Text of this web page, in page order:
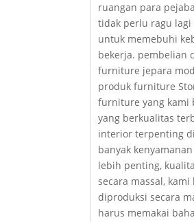
ruangan para
tidak perlu ragu
untuk memebuhi
bekerja. pembelian
furniture jepara
produk furniture
furniture yang kami
yang berkualitas
interior terpenting
banyak
lebih penting,
secara massal,
diproduksi secara
harus memakai